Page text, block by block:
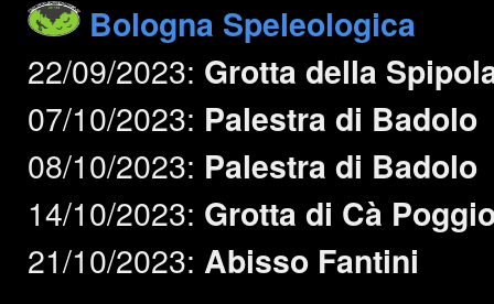
Bologna Speleologica
22/09/2023: Grotta della
07/10/2023: Palestra di Badolo
08/10/2023: Palestra di Badolo
14/10/2023: Grotta di Cà
21/10/2023: Abisso Fantini